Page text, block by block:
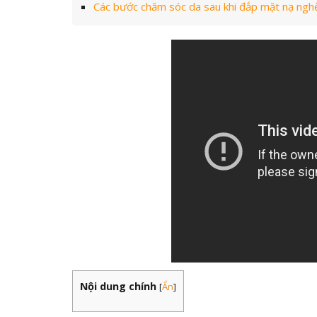
Các bước chăm sóc da sau khi đắp mặt nạ
Nội dung chính [Ẩn]